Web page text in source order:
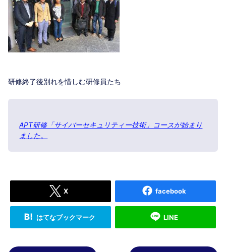
研修終了後別れを惜しむ研修員たち
APT研修「サイバーセキュリティー技術」コースが始まり
ました。
X facebook
はてなブックマーク LINE